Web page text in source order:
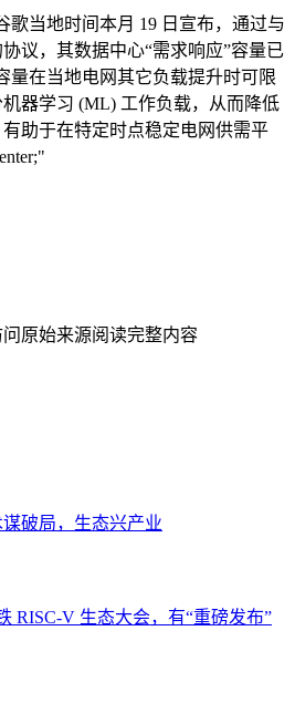
歌当地时间本月 19 日宣布，通过与
议，其数据中心“需求响应”容量已
量在当地电网其它负载提升时可限
器学习 (ML) 工作负载，从而降低
助于在特定时点稳定电网供需平
原始来源阅读完整内容
破局，生态兴产业
RISC-V 生态大会，有“重磅发布”